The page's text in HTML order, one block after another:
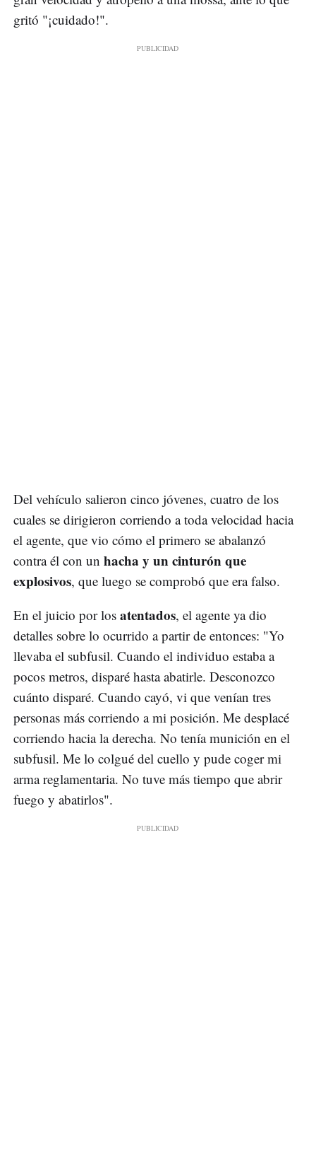
gritó "¡cuidado!".
Del vehículo salieron cinco jóvenes, cuatro de los
cuales se dirigieron corriendo a toda velocidad hacia
el agente, que vio cómo el primero se abalanzó
contra él con un hacha y un cinturón que
explosivos, que luego se comprobó que era falso.
En el juicio por los atentados, el agente ya dio
detalles sobre lo ocurrido a partir de entonces: "Yo
llevaba el subfusil. Cuando el individuo estaba a
pocos metros, disparé hasta abatirle. Desconozco
cuánto disparé. Cuando cayó, vi que venían tres
personas más corriendo a mi posición. Me desplacé
corriendo hacia la derecha. No tenía munición en el
subfusil. Me lo colgué del cuello y pude coger mi
arma reglamentaria. No tuve más tiempo que abrir
fuego y abatirlos".